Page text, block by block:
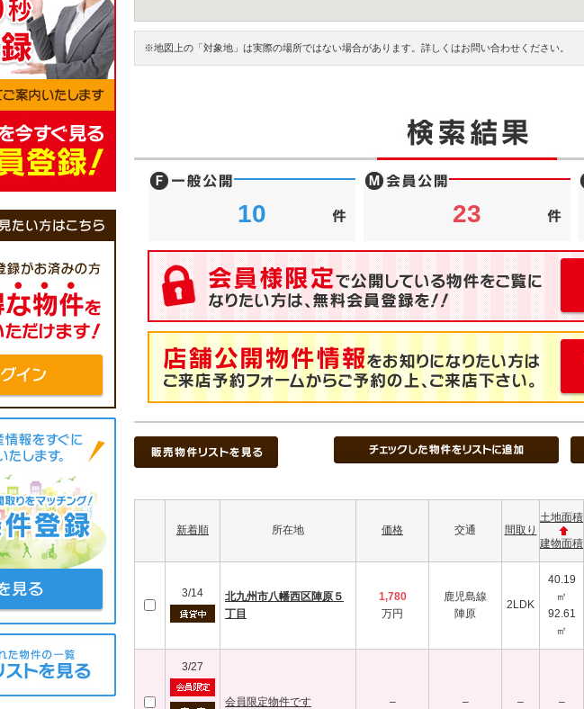
※地図上の「対象地」は実際の場所ではない場合があります。詳しくはお問い合わせください。
10 23
新着順 所在地 価格 交通 間取り
土地面積
建物面積
3/14
北九州市八幡西区陣原５
丁目
1,780
万円
鹿児島線
陣原
2LDK
40.19
㎡
92.61
㎡
3/27
会員限定物件です – – – –